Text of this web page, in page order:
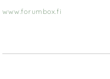
www.forumbox.fi